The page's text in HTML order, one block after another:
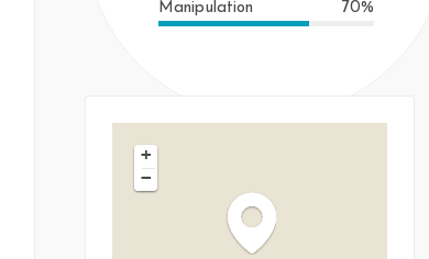
Manipulation 70%
+
−